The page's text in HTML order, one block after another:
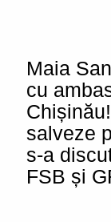
Maia
cu
salveze
s-a
FSB și